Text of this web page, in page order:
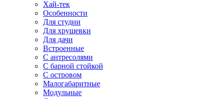
Хай-тек
Особенности
Для студии
Для хрущевки
Для дачи
Встроенные
С антресолями
С барной стойкой
С островом
Малогабаритные
Модульные